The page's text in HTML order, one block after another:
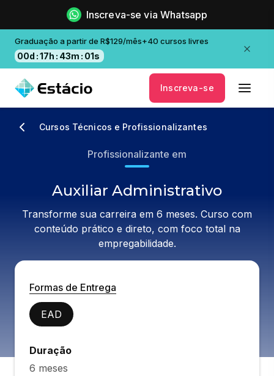
Inscreva-se via Whatsapp
Graduação a partir de R$129/mês+40 cursos livres
00d :17h : 43m : 00s
Inscreva-se
Cursos Técnicos e Profissionalizantes
Profissionalizante em
Auxiliar Administrativo
Transforme sua carreira em 6 meses. Curso com
conteúdo prático e direto, com foco total na
empregabilidade.
Formas de Entrega
EAD
Duração
6 meses